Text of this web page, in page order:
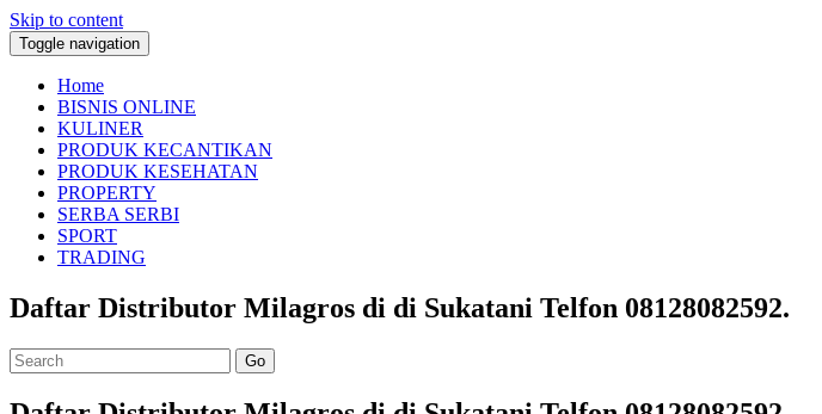
Skip to content
Toggle navigation
Home
BISNIS ONLINE
KULINER
PRODUK KECANTIKAN
PRODUK KESEHATAN
PROPERTY
SERBA SERBI
SPORT
TRADING
Daftar Distributor Milagros di di Sukatani Telfon 08128082592.
Go